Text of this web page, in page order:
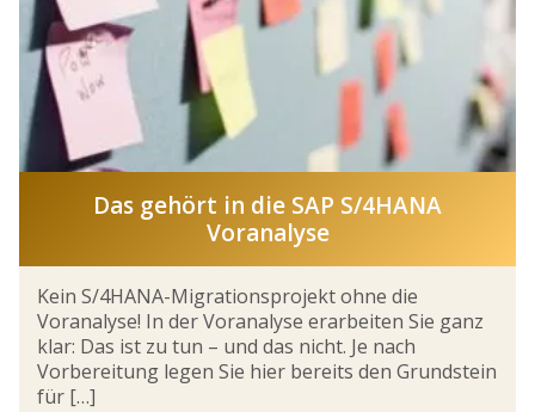
Das gehört in die SAP S/4HANA
Voranalyse
Kein S/4HANA-Migrationsprojekt ohne die
Voranalyse! In der Voranalyse erarbeiten Sie ganz
klar: Das ist zu tun – und das nicht. Je nach
Vorbereitung legen Sie hier bereits den Grundstein
für […]